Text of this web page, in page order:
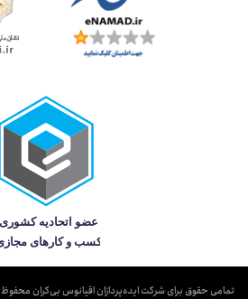
تمامی حقوق برای شرکت ایده‌پردازان اقیانوس بی‌کران